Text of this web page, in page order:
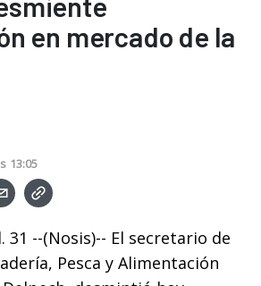
en mercado de la
13:05
31 --(Nosis)-- El secretario de
Pesca y Alimentación